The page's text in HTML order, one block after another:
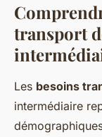
créer un
public
de taille
transport
Les besoins
intermédiaire